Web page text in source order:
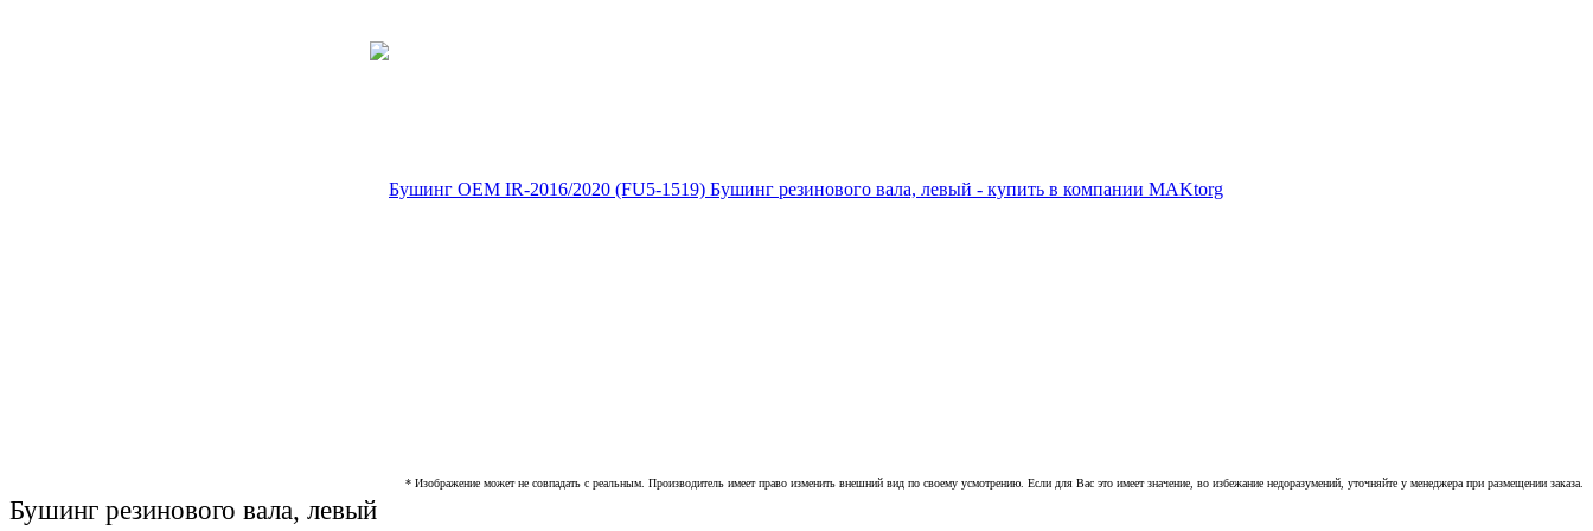
* Изображение может не совпадать с реальным. Производитель имеет право изменить внешний вид по своему усмотрению. Если для Вас это имеет значение, во избежание недоразумений, уточняйте у менеджера при размещении заказа.
Бушинг резинового вала, левый